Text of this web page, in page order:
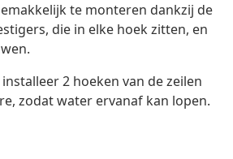
te monteren dankzij de
die in elke hoek zitten, en
2 hoeken van de zeilen
zodat water ervanaf kan lopen.